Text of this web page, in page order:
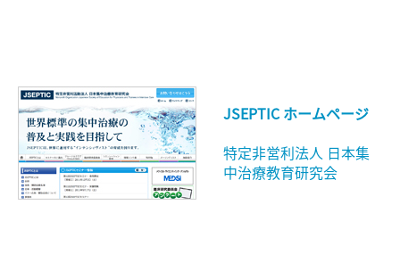
JSEPTIC ホームページ
特定非営利法人 日本集
中治療教育研究会